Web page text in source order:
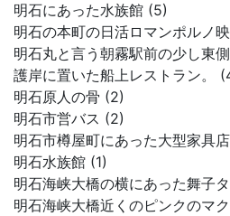
明石にあった水族館 (5)
明石の本町の日活ロマンポルノ
明石丸と言う朝霧駅前の少し東
護岸に置いた船上レストラン。
明石原人の骨 (2)
明石市営バス (2)
明石市樽屋町にあった大型家具
明石水族館 (1)
明石海峡大橋の横にあった舞子
明石海峡大橋近くのピンクのマ